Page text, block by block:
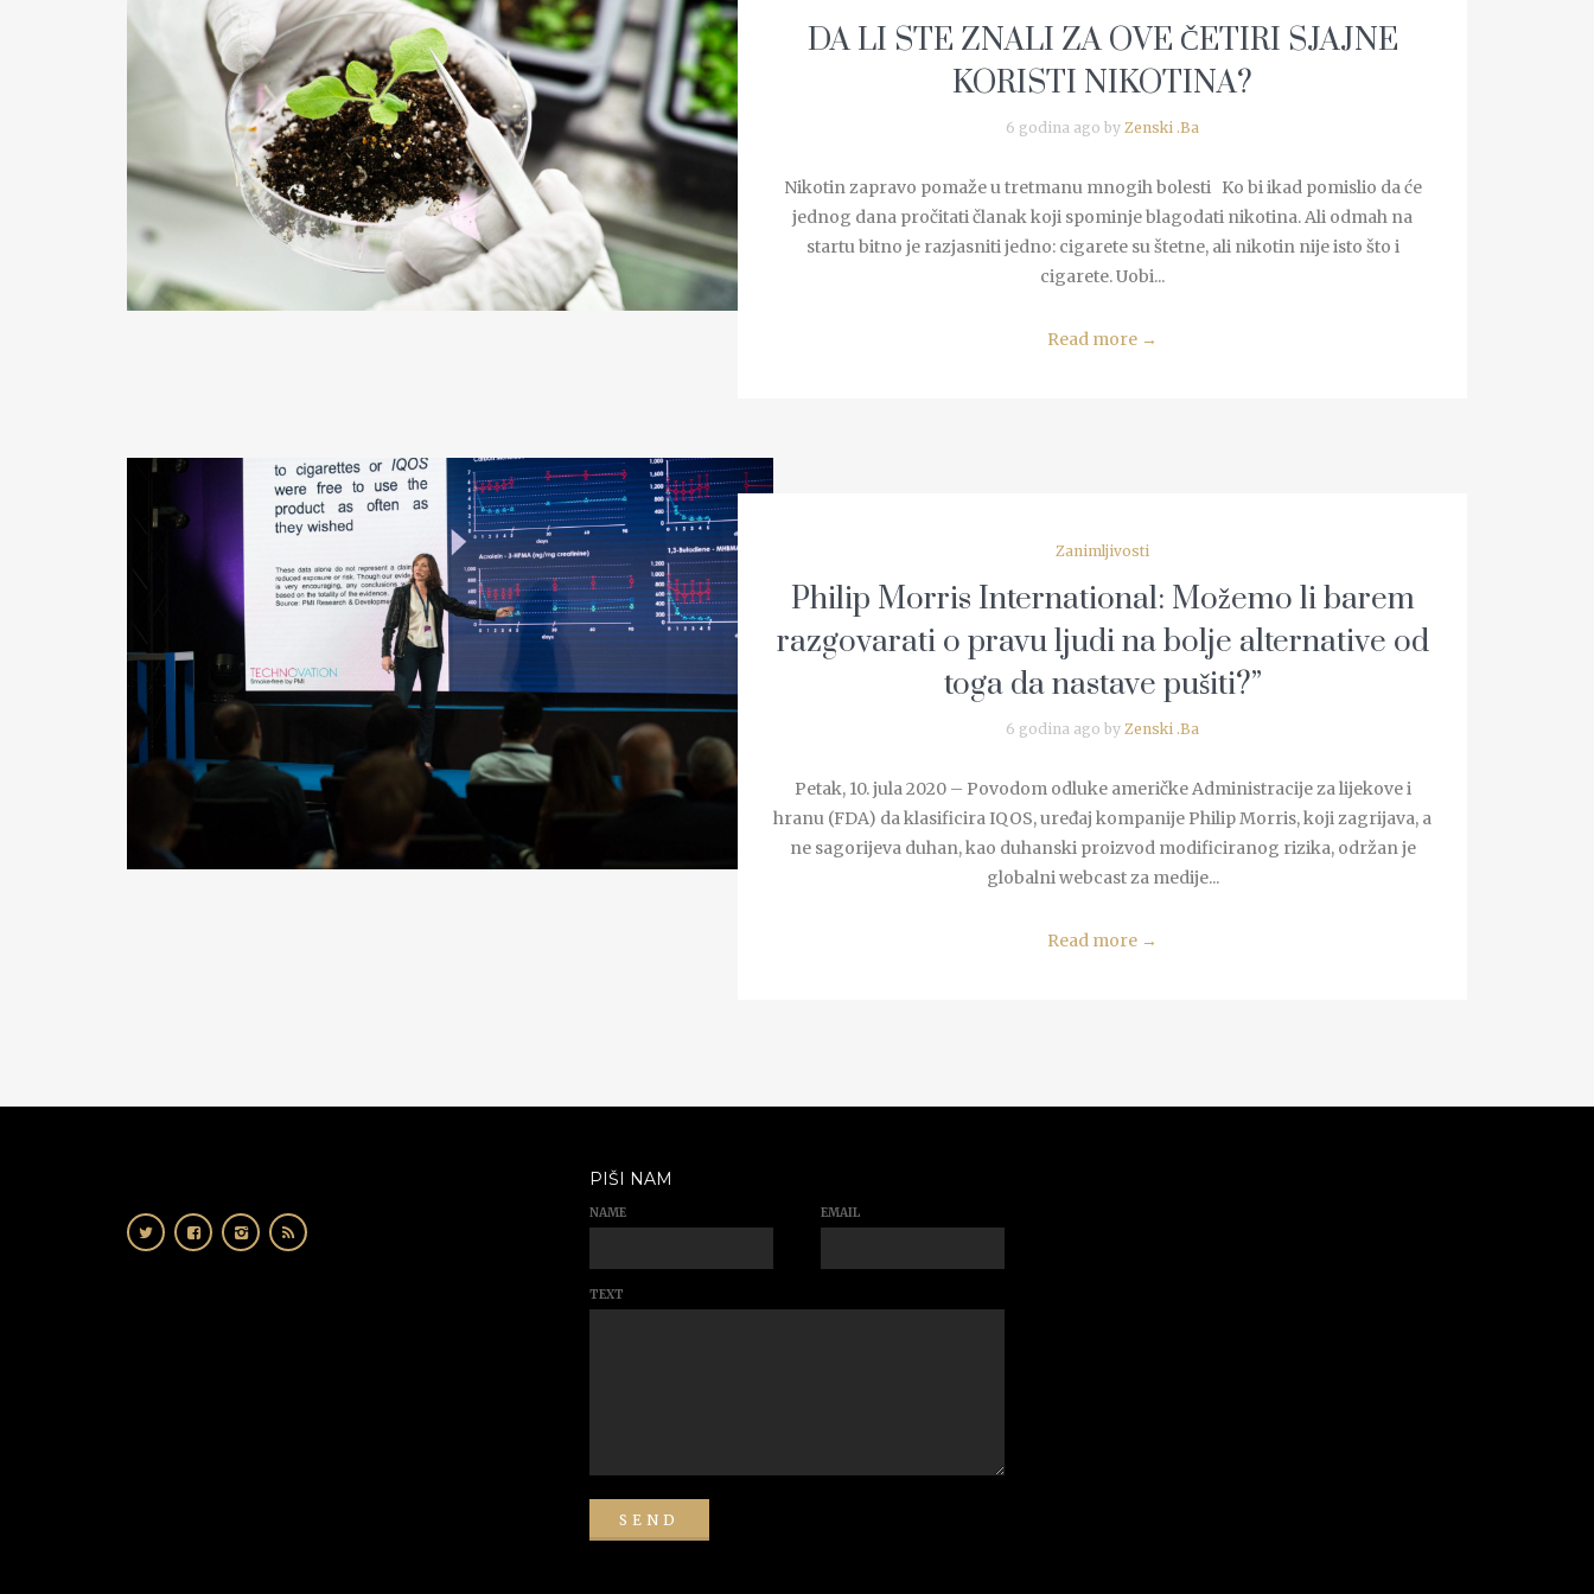
READ MORE
DA LI STE ZNALI ZA OVE ČETIRI SJAJNE
KORISTI NIKOTINA?
6 godina ago by Zenski .Ba
Nikotin zapravo pomaže u tretmanu mnogih bolesti Ko bi ikad pomislio da će
jednog dana pročitati članak koji spominje blagodati nikotina. Ali odmah na
startu bitno je razjasniti jedno: cigarete su štetne, ali nikotin nije isto što i
cigarete. Uobi...
Read more →
READ MORE
Zanimljivosti
Philip Morris International: Možemo li barem
razgovarati o pravu ljudi na bolje alternative od
toga da nastave pušiti?”
6 godina ago by Zenski .Ba
Petak, 10. jula 2020 – Povodom odluke američke Administracije za lijekove i
hranu (FDA) da klasificira IQOS, uređaj kompanije Philip Morris, koji zagrijava, a
ne sagorijeva duhan, kao duhanski proizvod modificiranog rizika, održan je
globalni webcast za medije...
Read more →
PIŠI NAM
NAME EMAIL
TEXT